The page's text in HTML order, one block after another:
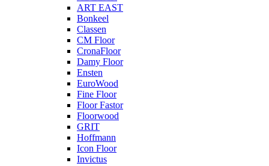
ART EAST
Bonkeel
Classen
CM Floor
CronaFloor
Damy Floor
Ensten
EuroWood
Fine Floor
Floor Fastor
Floorwood
GRIT
Hoffmann
Icon Floor
Invictus